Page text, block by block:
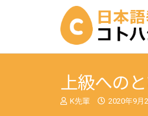
上級への
K先輩 2020年9月